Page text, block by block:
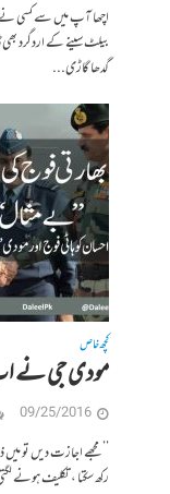
اچھا آپ میں سے کسی نے
بیلٹ سینے کے اردگرد
گدھا گاڑی...
کچھ خاص
مودی جی نے
09/25/2016
’’مجھے اجازت دیں تو میں
رکھ سکتا ، تکلیف ہونے